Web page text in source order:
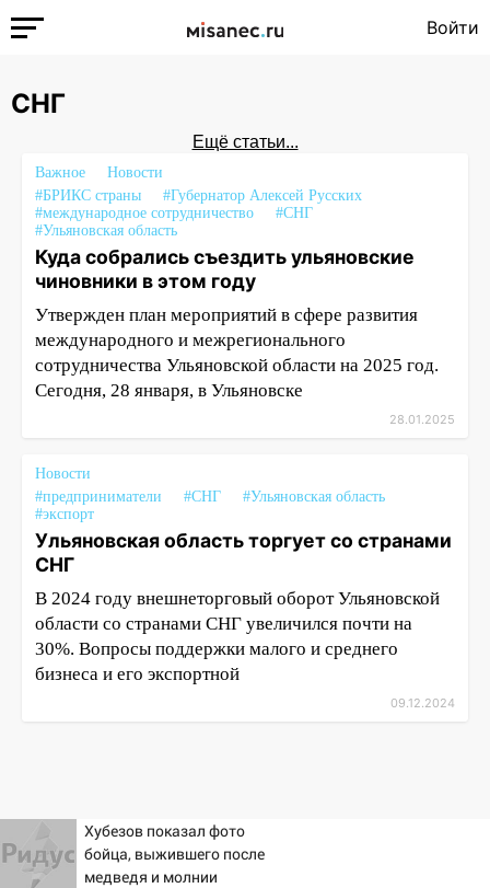
Войти
СНГ
Ещё статьи...
Важное
Новости
#БРИКС страны
#Губернатор Алексей Русских
#международное сотрудничество
#СНГ
#Ульяновская область
Куда собрались съездить ульяновские
чиновники в этом году
Утвержден план мероприятий в сфере развития
международного и межрегионального
сотрудничества Ульяновской области на 2025 год.
Сегодня, 28 января, в Ульяновске
28.01.2025
Новости
#предприниматели
#СНГ
#Ульяновская область
#экспорт
Ульяновская область торгует со странами
СНГ
В 2024 году внешнеторговый оборот Ульяновской
области со странами СНГ увеличился почти на
30%. Вопросы поддержки малого и среднего
бизнеса и его экспортной
09.12.2024
Хубезов показал фото
бойца, выжившего после
медведя и молнии